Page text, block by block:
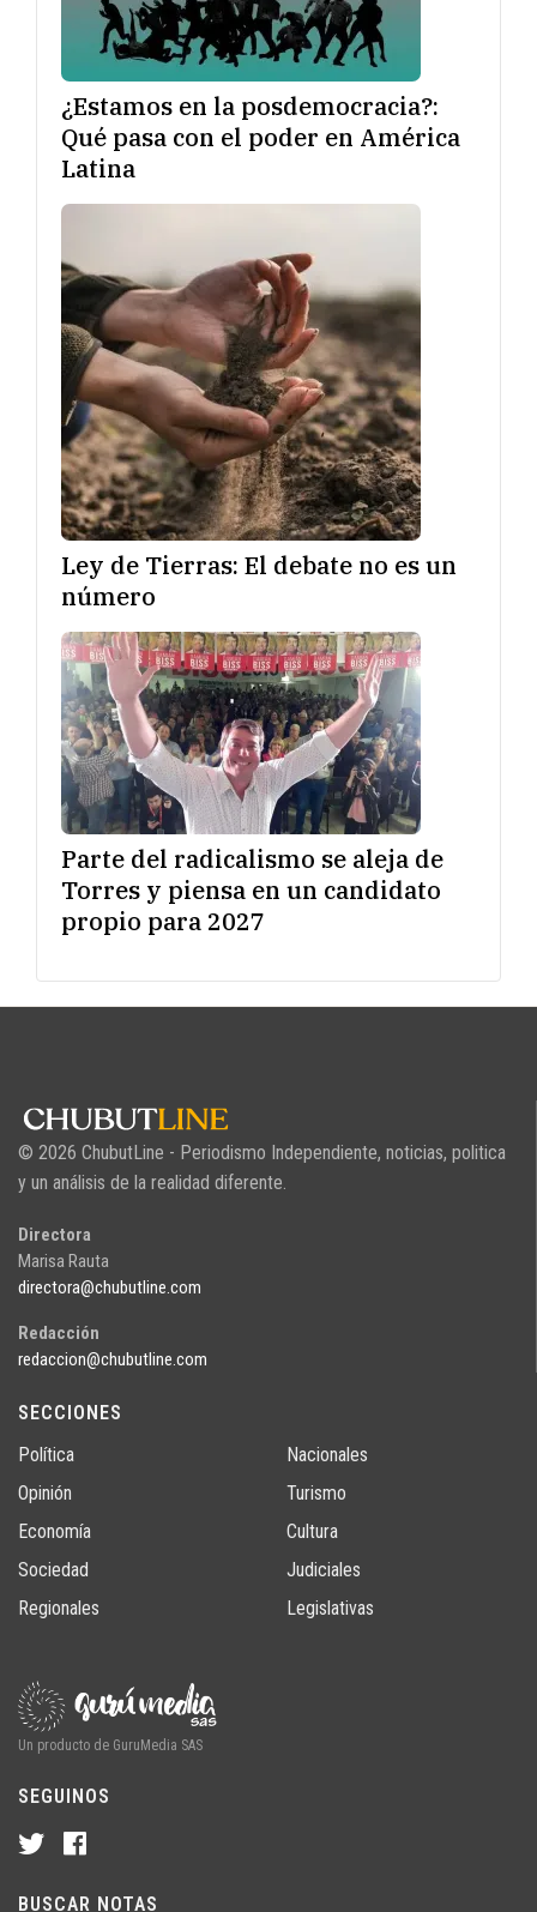
¿Estamos en la posdemocracia?:
Qué pasa con el poder en América
Latina
Ley de Tierras: El debate no es un
número
Parte del radicalismo se aleja de
Torres y piensa en un candidato
propio para 2027
© 2026 ChubutLine - Periodismo Independiente, noticias, politica
y un análisis de la realidad diferente.
Directora
Marisa Rauta
directora@chubutline.com
Redacción
redaccion@chubutline.com
SECCIONES
Política
Opinión
Economía
Sociedad
Regionales
Nacionales
Turismo
Cultura
Judiciales
Legislativas
Un producto de GuruMedia SAS
SEGUINOS
BUSCAR NOTAS